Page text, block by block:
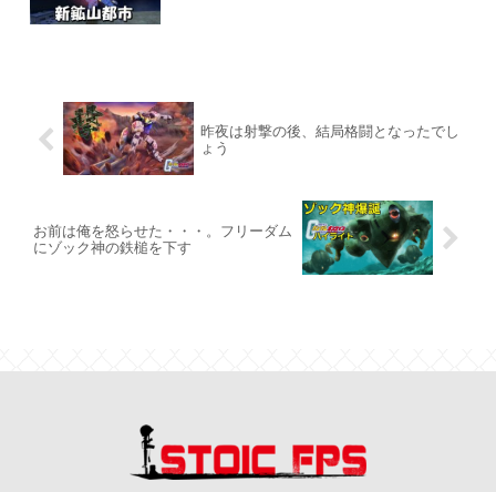
昨夜は射撃の後、結局格闘となったでし
ょう
お前は俺を怒らせた・・・。フリーダム
にゾック神の鉄槌を下す